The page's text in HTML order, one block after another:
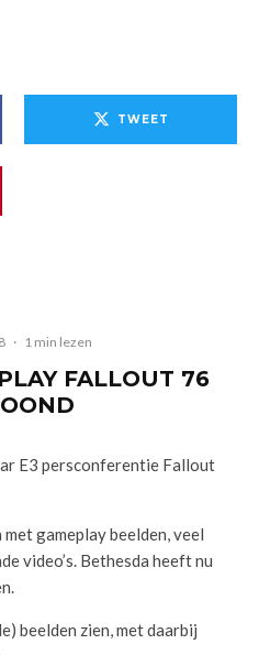
TWEET
· 1 min lezen
FALLOUT 76
E3 persconferentie Fallout
gameplay beelden, veel
video’s. Bethesda heeft nu
beelden zien, met daarbij